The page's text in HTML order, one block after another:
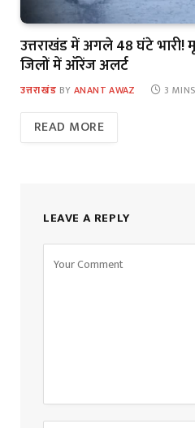
उत्तराखंड में अगले 48 घंटे भारी!
जिलों में ऑरेंज अलर्ट
उत्तराखंड BY ANANT AWAZ 3
READ MORE
LEAVE A REPLY